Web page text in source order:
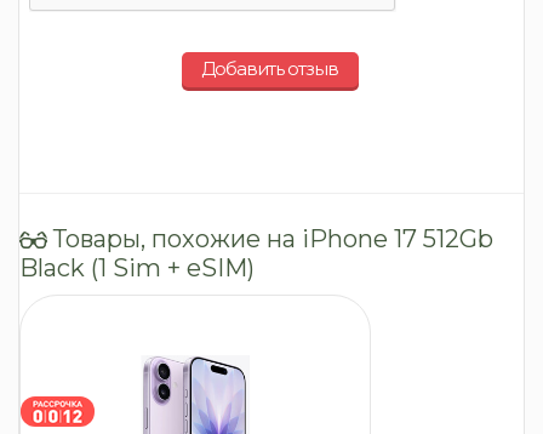
Добавить отзыв
Товары, похожие на iPhone 17 512Gb
Black (1 Sim + eSIM)